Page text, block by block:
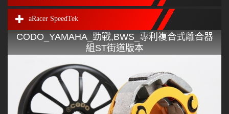
aRacer SpeedTek
CODO_YAMAHA_勁戰,BWS_專利複合式離合器
組ST街道版本